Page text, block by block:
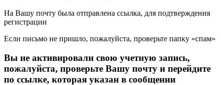
На Вашу почту была отправлена ссылка, для подтверждения
регистрации
Если письмо не пришло, пожалуйста, проверьте папку «спам»
Вы не активировали свою учетную запись,
пожалуйста, проверьте Вашу почту и перейдите
по ссылке, которая указан в сообщении